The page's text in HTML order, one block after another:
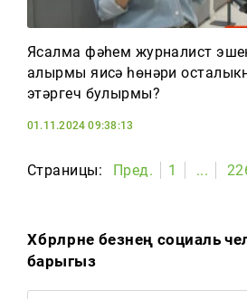
Ясалма фәһем журналист
алырмы яисә һөнәри
этәргеч булырмы?
01.11.2024 09:38:13
Страницы: Пред. 1 ...
Хәбәрләрне безнең социаль
барыгыз